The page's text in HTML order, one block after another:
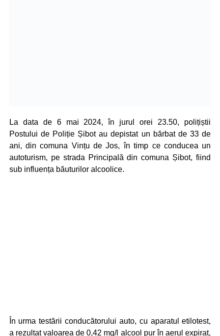
La data de 6 mai 2024, în jurul orei 23.50, polițiștii
Postului de Poliție Șibot au depistat un bărbat de 33 de
ani, din comuna Vințu de Jos, în timp ce conducea un
autoturism, pe strada Principală din comuna Șibot, fiind
sub influența băuturilor alcoolice.
În urma testării conducătorului auto, cu aparatul etilotest,
a rezultat valoarea de 0,42 mg/l alcool pur în aerul expirat,